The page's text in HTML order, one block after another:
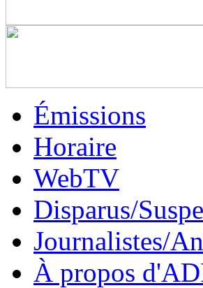
Émissions
Horaire
WebTV
Disparus/
Journalistes/
À propos